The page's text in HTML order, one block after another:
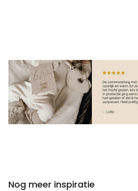
Nog meer inspiratie